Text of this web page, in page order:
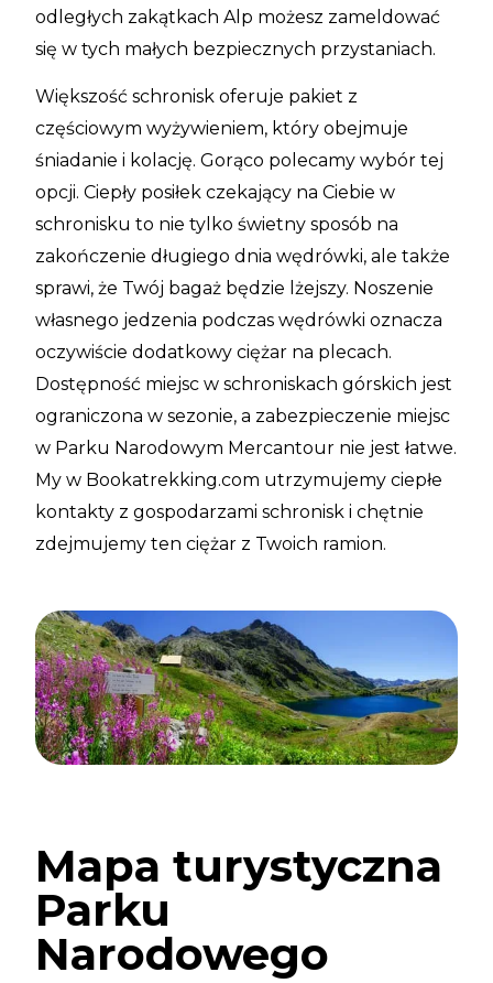
odległych zakątkach Alp możesz zameldować
się w tych małych bezpiecznych przystaniach.
Większość schronisk oferuje pakiet z
częściowym wyżywieniem, który obejmuje
śniadanie i kolację. Gorąco polecamy wybór tej
opcji. Ciepły posiłek czekający na Ciebie w
schronisku to nie tylko świetny sposób na
zakończenie długiego dnia wędrówki, ale także
sprawi, że Twój bagaż będzie lżejszy. Noszenie
własnego jedzenia podczas wędrówki oznacza
oczywiście dodatkowy ciężar na plecach.
Dostępność miejsc w schroniskach górskich jest
ograniczona w sezonie, a zabezpieczenie miejsc
w Parku Narodowym Mercantour nie jest łatwe.
My w Bookatrekking.com utrzymujemy ciepłe
kontakty z gospodarzami schronisk i chętnie
zdejmujemy ten ciężar z Twoich ramion.
Mapa turystyczna
Parku
Narodowego